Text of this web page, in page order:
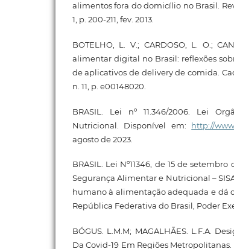
alimentos fora do domicílio no Brasil.
1, p. 200-211, fev. 2013.
BOTELHO, L. V.; CARDOSO, L. O.;
alimentar digital no Brasil: reflexões
de aplicativos de delivery de comida.
n. 11, p. e00148020.
BRASIL. Lei nº 11.346/2006. Lei
Nutricional. Disponível em: http://
agosto de 2023.
BRASIL. Lei Nº11346, de 15 de
Segurança Alimentar e Nutricional –
humano à alimentação adequada e dá
República Federativa do Brasil, Poder
BÓGUS. L.M.M; MAGALHÃES. L.F.A.
Da Covid-19 Em Regiões Metropolitanas.